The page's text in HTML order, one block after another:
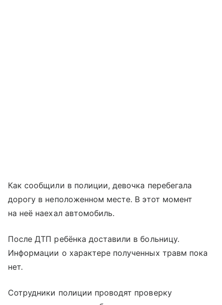
Как сообщили в полиции, девочка перебегала
дорогу в неположенном месте. В этот момент
на неё наехал автомобиль.
После ДТП ребёнка доставили в больницу.
Информации о характере полученных травм пока
нет.
Сотрудники полиции проводят проверку